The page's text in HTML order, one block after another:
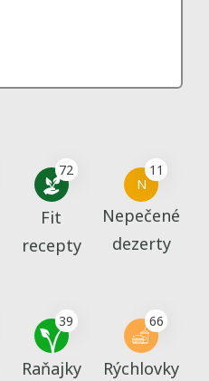
72
Fit
recepty
N
11
Nepečené
dezerty
39
Raňajky
66
Rýchlovky